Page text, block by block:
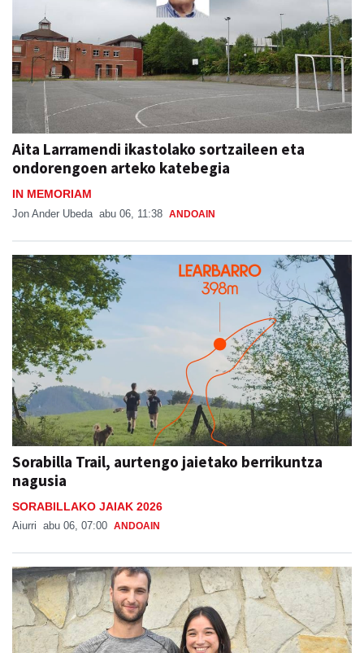
Aita Larramendi ikastolako sortzaileen eta
ondorengoen arteko katebegia
IN MEMORIAM
Jon Ander Ubeda abu 06, 11:38 ANDOAIN
Sorabilla Trail, aurtengo jaietako berrikuntza
nagusia
SORABILLAKO JAIAK 2026
Aiurri abu 06, 07:00 ANDOAIN